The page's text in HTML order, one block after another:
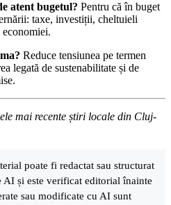
atent bugetul? Pentru că în buget
taxe, investiții, cheltuieli
economiei.
Reduce tensiunea pe termen
legată de sustenabilitate și de
mai recente știri locale din Cluj-
poate fi redactat sau structurat
și este verificat editorial înainte
sau modificate cu AI sunt